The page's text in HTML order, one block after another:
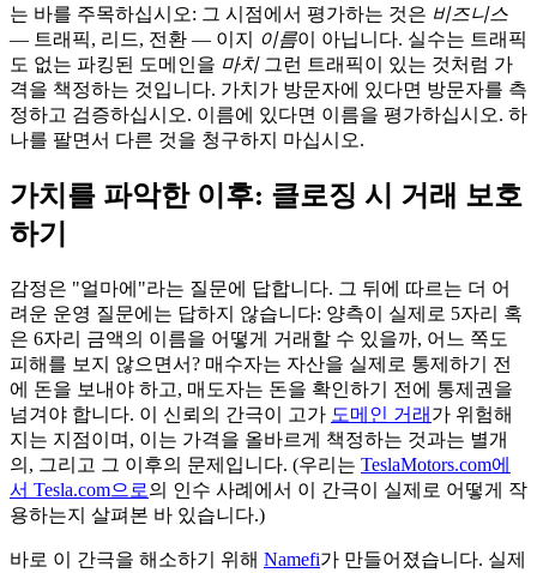
는 바를 주목하십시오: 그 시점에서 평가하는 것은 비즈니스
— 트래픽, 리드, 전환 — 이지
이름이 아닙니다. 실수는 트래픽
도 없는 파킹된 도메인을 마치그런 트래픽이 있는 것처럼 가
격을 책정하는 것입니다. 가치가 방문자에 있다면 방문자를 측
정하고 검증하십시오. 이름에 있다면 이름을 평가하십시오. 하
나를 팔면서 다른 것을 청구하지 마십시오.
가치를 파악한 이후: 클로징 시 거래 보호
하기
감정은 "얼마에"라는 질문에 답합니다. 그 뒤에 따르는 더 어
려운 운영 질문에는 답하지 않습니다: 양측이 실제로 5자리 혹
은 6자리 금액의 이름을 어떻게 거래할 수 있을까, 어느 쪽도
피해를 보지 않으면서? 매수자는 자산을 실제로 통제하기 전
에 돈을 보내야 하고, 매도자는 돈을 확인하기 전에 통제권을
넘겨야 합니다. 이 신뢰의 간극이 고가 도메인 거래 가 위험해
지는 지점이며, 이는 가격을 올바르게 책정하는 것과는 별개
의, 그리고 그 이후의 문제입니다. (우리는 TeslaMotors.com에
서 Tesla.com으로의 인수 사례에서 이 간극이 실제로 어떻게 작
용하는지 살펴본 바 있습니다.)
바로 이 간극을 해소하기 위해 Namefi가 만들어졌습니다. 실제